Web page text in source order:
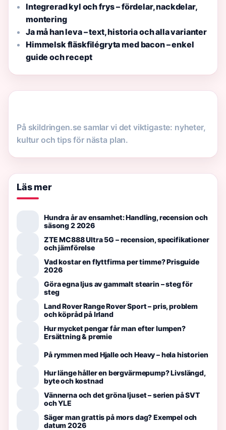
Integrerad kyl och frys – fördelar, nackdelar,
montering
Ja må han leva – text, historia och alla varianter
Himmelsk fläskfilégryta med bacon – enkel
guide och recept
På skildringen.se samlar vi det viktigaste: nyheter,
kultur och tips för nästa plan.
Läs mer
Hundra år av ensamhet: Handling, recension och
säsong 2 2026
ZTE MC888 Ultra 5G – recension, specifikationer
och jämförelse
Vad kostar en flyttfirma per timme? Prisguide
2026
Göra egna ljus av gammalt stearin – steg för
steg
Land Rover Range Rover Sport – pris, problem
och köpråd på Irland
Hur mycket pengar får man efter lumpen?
Ersättning & premie
På rymmen med Hjalle och Heavy – hela historien
Hur länge håller en bergvärmepump? Livslängd,
byte och kostnad
Vännerna och det gröna ljuset – serien på SVT
och YLE
Säger man grattis på mors dag? Exempel och
datum 2026